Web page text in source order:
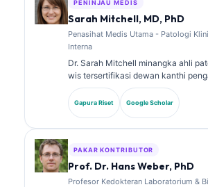
kepemilikan kasebut. Dr. Klein wis
babagan interpretasi biomarker lan
PENINJAU MEDIS
Sarah Mitchell, MD, PhD
Penasihat Medis Utama - Patologi
Interna
Dr. Sarah Mitchell minangka ahli
wis tersertifikasi dewan kanthi
saka 18 taun ing bidang kedokteran
analisis diagnostik. Dheweke
spesialis ing kimia klinis lan wis
Gapura Riset Google Scholar
PAKAR KONTRIBUTOR
Prof. Dr. Hans Weber, PhD
Profesor Kedokteran Laboratorium &